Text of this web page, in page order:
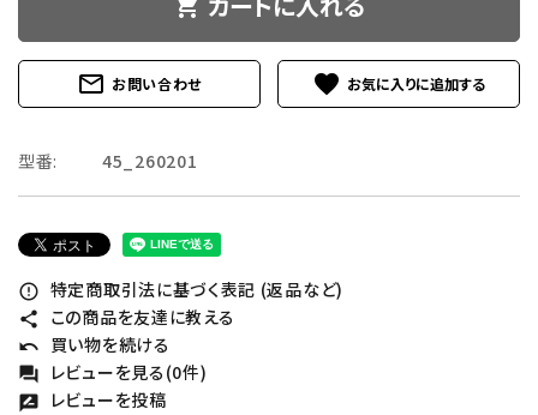
mail_outline お問い合わせ favorite
型番: 45_260201
error_outline 特定商取引法に基づく表記 (返品など)
share この商品を友達に教える
undo 買い物を続ける
forum レビューを見る(0件)
rate_review レビューを投稿